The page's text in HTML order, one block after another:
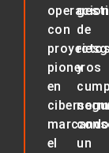
con
pioneros
en
marcando
el
de
y
un